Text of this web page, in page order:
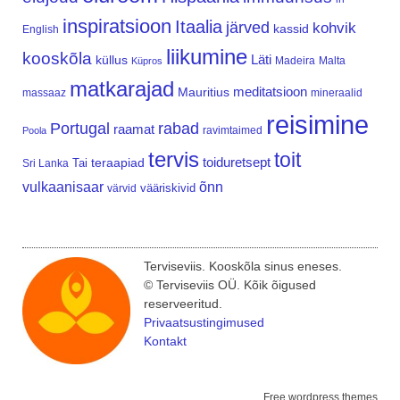
English inspiratsioon Itaalia järved kassid kohvik
kooskõla küllus Küpros liikumine Läti Madeira Malta
massaaz matkarajad Mauritius meditatsioon mineraalid
Poola Portugal raamat rabad ravimtaimed reisimine
Sri Lanka Tai teraapiad tervis toiduretsept toit
vulkaanisaar värvid vääriskivid õnn
Terviseviis. Kooskõla sinus eneses.
© Terviseviis OÜ. Kõik õigused
reserveeritud.
Privaatsustingimused
Kontakt
Free wordpress themes